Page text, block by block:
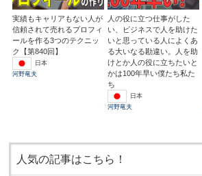
実績もキャリアもない人が
信頼されて売れるプロフィ
ールを作る3つのテクニッ
ク【第840回】
日本
河野竜夫
人の役に立つ仕事がした
い、ビジネスで人を助けた
いと思っている人によくあ
る大いなる勘違い。人を助
けとか人の役に立ちたいと
かは100年早い僕たち私た
ち
日本
河野竜夫
人気の記事はこちら！